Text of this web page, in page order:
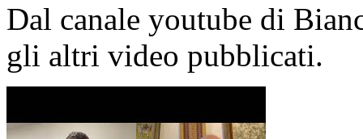
Dal canale youtube di
gli altri video pubblicati.